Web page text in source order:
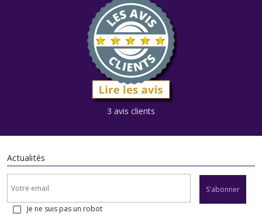
3 avis clients
Actualités
S'abonner
Je ne suis pas un robot